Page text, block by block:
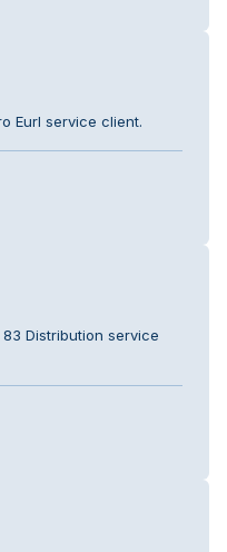
Eurl service client.
Distribution service